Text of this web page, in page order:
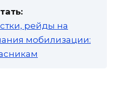
рейды на
мобилизации: